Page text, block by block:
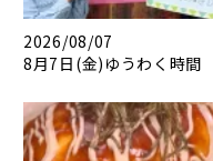
2026/08/07
8月7日(金)ゆうわく時間